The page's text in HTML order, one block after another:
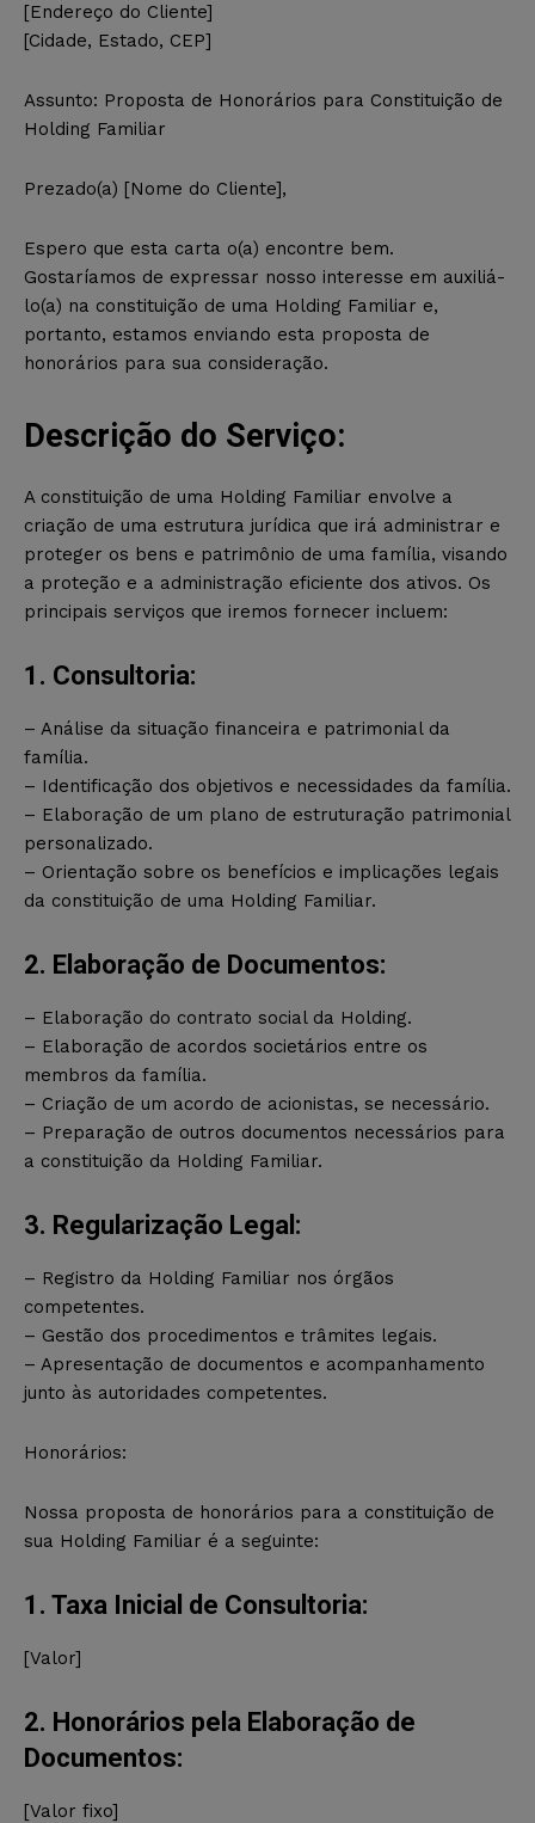
[Endereço do Cliente]
[Cidade, Estado, CEP]
Assunto: Proposta de Honorários para Constituição de
Holding Familiar
Prezado(a) [Nome do Cliente],
Espero que esta carta o(a) encontre bem.
Gostaríamos de expressar nosso interesse em auxiliá-
lo(a) na constituição de uma Holding Familiar e,
portanto, estamos enviando esta proposta de
honorários para sua consideração.
Descrição do Serviço:
A constituição de uma Holding Familiar envolve a
criação de uma estrutura jurídica que irá administrar e
proteger os bens e patrimônio de uma família, visando
a proteção e a administração eficiente dos ativos. Os
principais serviços que iremos fornecer incluem:
1. Consultoria:
– Análise da situação financeira e patrimonial da
família.
– Identificação dos objetivos e necessidades da família.
– Elaboração de um plano de estruturação patrimonial
personalizado.
– Orientação sobre os benefícios e implicações legais
da constituição de uma Holding Familiar.
2. Elaboração de Documentos:
– Elaboração do contrato social da Holding.
– Elaboração de acordos societários entre os
membros da família.
– Criação de um acordo de acionistas, se necessário.
– Preparação de outros documentos necessários para
a constituição da Holding Familiar.
3. Regularização Legal:
– Registro da Holding Familiar nos órgãos
competentes.
– Gestão dos procedimentos e trâmites legais.
– Apresentação de documentos e acompanhamento
junto às autoridades competentes.
Honorários:
Nossa proposta de honorários para a constituição de
sua Holding Familiar é a seguinte:
1. Taxa Inicial de Consultoria:
[Valor]
2. Honorários pela Elaboração de
Documentos:
[Valor fixo]